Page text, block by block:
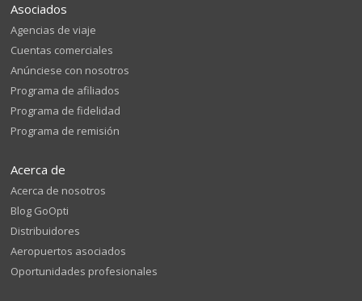
Asociados
Agencias de viaje
Cuentas comerciales
Anúnciese con nosotros
Programa de afiliados
Programa de fidelidad
Programa de remisión
Acerca de
Acerca de nosotros
Blog GoOpti
Distribuidores
Aeropuertos asociados
Oportunidades profesionales